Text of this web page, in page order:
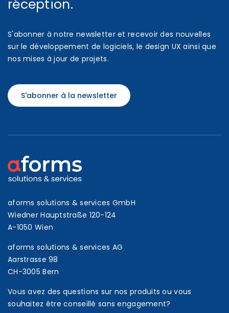
réception.
S'abonner à notre newsletter et recevoir des nouvelles
sur le développement de logiciels, le design UX ainsi que
nos mises à jour de projets.
S'abonner à la newsletter
aforms solutions & services GmbH
Wiedner Hauptstraße 120-124
A-1050 Wien
aforms solutions & services AG
Aarstrasse 98
CH-3005 Bern
Vous avez des questions sur nos produits ou vous
souhaitez être conseillé sans engagement?